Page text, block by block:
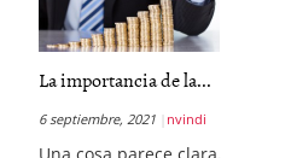
La importancia de la...
6 septiembre, 2021 nvindi